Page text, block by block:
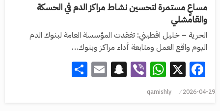
مساعٍ مستمرة لتحسين نشاط مراكز الدم في الحسكة
والقامشلي
الحرية – خليل اقطيني: تفقدت المؤسسة العامة لبنوك الدم
اليوم واقع العمل ومتابعة أداء مراكز وبنوك…
Facebook
X
WhatsApp
Viber
Snapchat
Email
2026-04-29
qamishly